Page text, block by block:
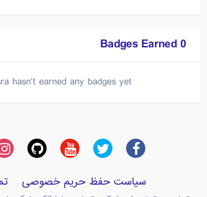
0 Badges Earned
hasn't earned any badges yet
سیاست حفظ حریم خصوصی